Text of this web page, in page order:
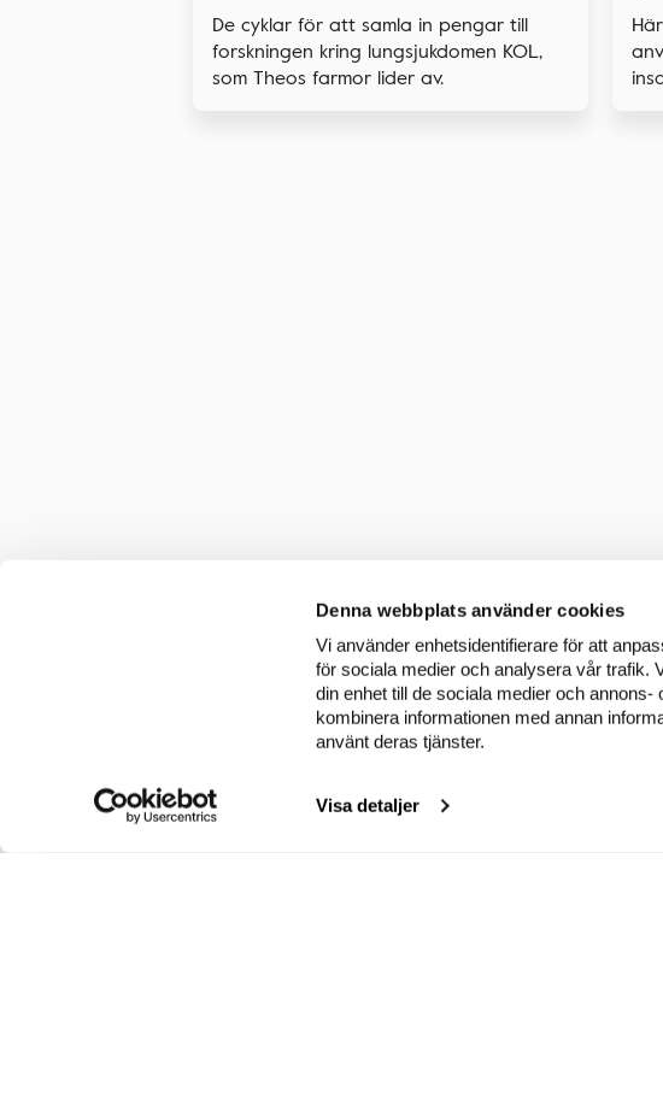
Denna webbplats använder cookies
Vi använder enhetsidentifierare för att
för sociala medier och analysera vår trafik.
din enhet till de sociala medier och
kombinera informationen med annan
använt deras tjänster.
Visa detaljer
De cyklar för att samla in pengar till
forskningen kring lungsjukdomen KOL,
som Theos farmor lider av.